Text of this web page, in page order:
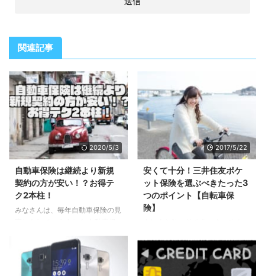
関連記事
2020/5/3
自動車保険は継続より新規
契約の方が安い！？お得テ
ク2本柱！
みなさんは、毎年自動車保険の見
険の満期が近づいてきたからなん
となくそのまま更新してい
る・・・なんてことはありません
か？ 自動車保険は、見積をする
2017/5/22
安くて十分！三井住友ポケ
ット保険を選ぶべきたった3
つのポイント【自転車保
険】
こにすればいいか迷ってしまいま
すよね。 そんな自転車保険の中
に、安くて十分な保障を得られる